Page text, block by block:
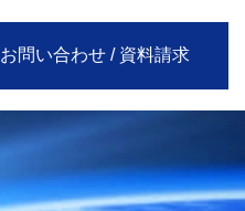
お問い合わせ / 資料請求